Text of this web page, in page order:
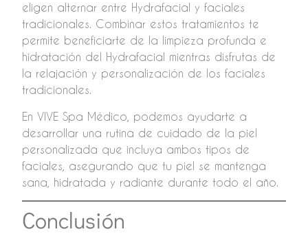
eligen alternar entre Hydrafacial y faciales
tradicionales. Combinar estos tratamientos te
permite beneficiarte de la limpieza profunda e
hidratación del Hydrafacial mientras disfrutas de
la relajación y personalización de los faciales
tradicionales.
En VIVE Spa Médico, podemos ayudarte a
desarrollar una rutina de cuidado de la piel
personalizada que incluya ambos tipos de
faciales, asegurando que tu piel se mantenga
sana, hidratada y radiante durante todo el año.
Conclusión